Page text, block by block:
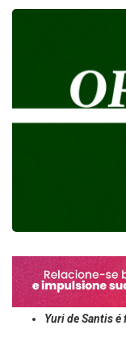
Yuri de Santis é